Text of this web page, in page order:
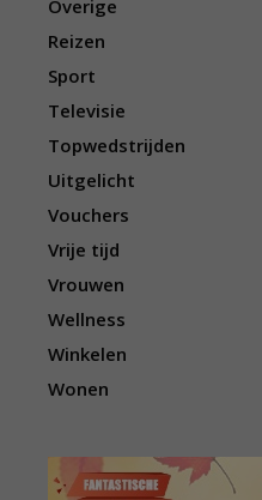
Overige
Reizen
Sport
Televisie
Topwedstrijden
Uitgelicht
Vouchers
Vrije tijd
Vrouwen
Wellness
Winkelen
Wonen